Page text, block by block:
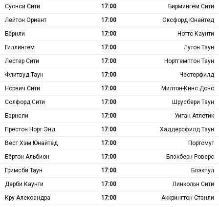
Суонси Сити
17:00
Бирмингем Сити
Лейтон Ориент
17:00
Оксфорд Юнайтед
Бёрнли
17:00
Ноттс Каунти
Гиллингем
17:00
Лутон Таун
Лестер Сити
17:00
Нортгемптон Таун
Флитвуд Таун
17:00
Честерфилд
Норвич Сити
17:00
Милтон-Кинс Донс
Солфорд Сити
17:00
Шрусбери Таун
Барнсли
17:00
Уиган Атлетик
Престон Норт Энд
17:00
Хаддерсфилд Таун
Вест Хэм Юнайтед
17:00
Портсмут
Бёртон Альбион
17:00
Блэкберн Роверс
Гримсби Таун
17:00
Блэкпул
Дерби Каунти
17:00
Линкольн Сити
Кру Александра
17:00
Аккрингтон Стэнли